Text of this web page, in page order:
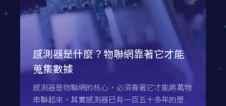
感測器是什麼？物聯網靠著它才能
蒐集數據
感測器是物聯網的核心，必須靠著它才能將萬物
串聯起來，其實感測器已有一百五十多年的歷